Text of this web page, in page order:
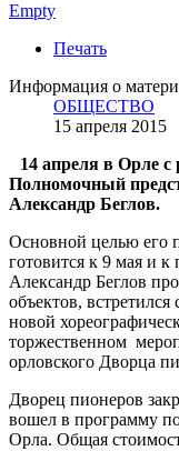
Empty
Печать
Информация о
ОБЩЕСТВО
15 апреля 2015
14 апреля в Орле
Полномочный
Александр Беглов.
Основной целью его
готовится к 9 мая и
Александр Беглов
объектов,
новой
торжественном
орловского Дворца
Дворец пионеров
вошел в программу
Орла. Общая